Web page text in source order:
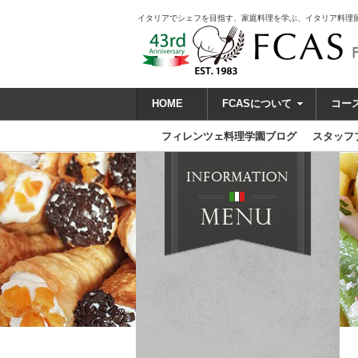
イタリアでシェフを目指す、家庭料理を学ぶ、イタリア料
HOME FCASについて コー
フィレンツェ料理学園ブログ スタッフ